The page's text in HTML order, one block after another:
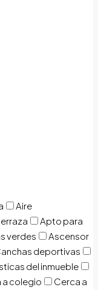
Aire
Apto para
verdes
Ascensor
deportivas
del inmueble
a colegio
Cerca a